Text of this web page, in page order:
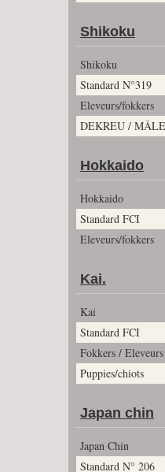
Shikoku
Shikoku
Standard N°319
Eleveurs/fokkers
DEKREU /
Hokkaido
Hokkaido
Standard FCI
Eleveurs/fokkers
Kai.
Kai
Standard FCI
Fokkers / Eleveurs
Puppies/chiots
Japan chin
Japan Chin
Standard N° 206